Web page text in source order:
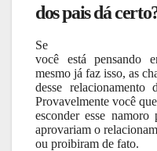
dos pais dá
Se
você está pensando
mesmo já faz isso, as
desse
Provavelmente você
esconder esse
aprovariam o
ou proibiram de fato.